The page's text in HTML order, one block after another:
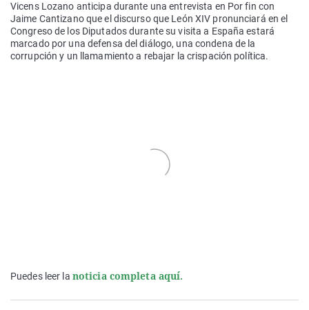
Vicens Lozano anticipa durante una entrevista en Por fin con
Jaime Cantizano que el discurso que León XIV pronunciará en el
Congreso de los Diputados durante su visita a España estará
marcado por una defensa del diálogo, una condena de la
corrupción y un llamamiento a rebajar la crispación política.
Puedes leer la noticia completa aquí.